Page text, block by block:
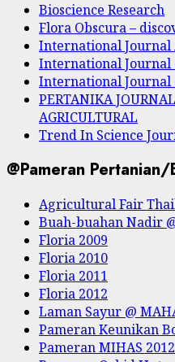
Bioscience Research
Flora Obscura –
International
International
International
PERTANIKA
AGRICULTURAL
Trend In Science
@Pameran Pertanian/
Agricultural Fair
Buah-buahan Nadir
Floria 2009
Floria 2010
Floria 2011
Floria 2012
Laman Sayur @
Pameran Keunikan
Pameran MIHAS 2012